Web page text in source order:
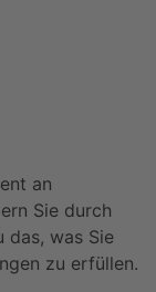
an
Sie durch
das, was Sie
zu erfüllen.